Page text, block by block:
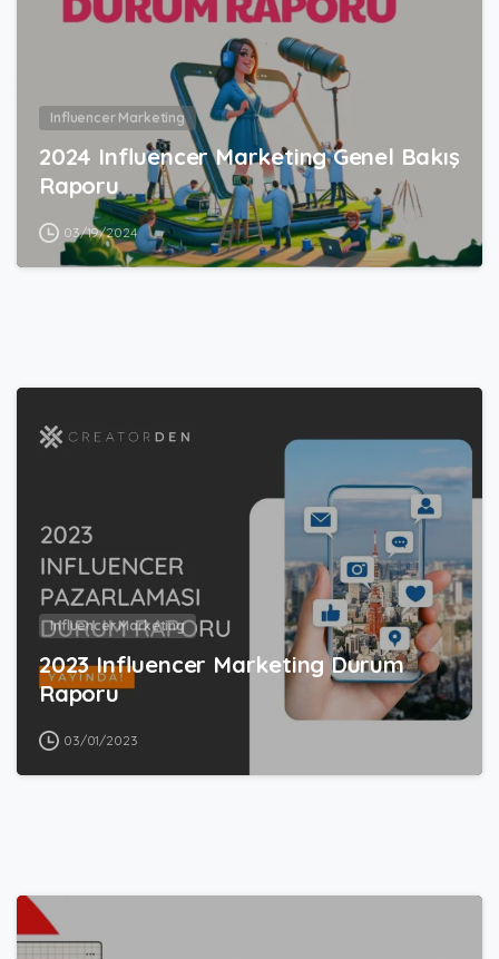
Influencer Marketing
2024 Influencer Marketing Genel Bakış
Raporu
03/19/2024
Influencer Marketing
2023 Influencer Marketing Durum
Raporu
03/01/2023